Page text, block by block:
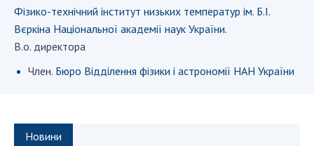
Охорона прав інтелектуальної власності та
трансфер технологій в наукових установах
Наукові об'єкти, що становлять національне
надбання
Оцінювання ефективності діяльності
наукових установ
Фізико-технічний інститут низьких температур ім. Б.І.
Вєркіна Національної академії наук України.
В.о. директора
Член. Бюро Відділення фізики і астрономії НАН України
Новини